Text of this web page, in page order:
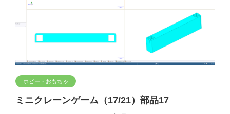
ホビー・おもちゃ
ミニクレーンゲーム（17/21）部品17